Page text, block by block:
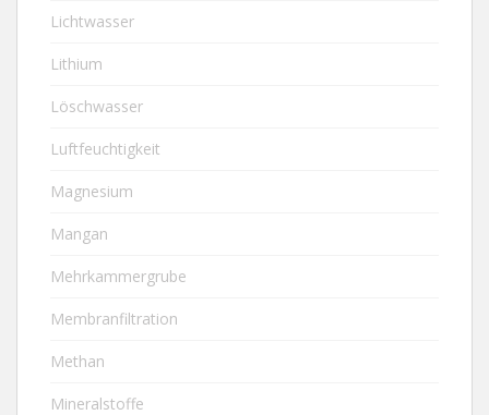
Lichtwasser
Lithium
Löschwasser
Luftfeuchtigkeit
Magnesium
Mangan
Mehrkammergrube
Membranfiltration
Methan
Mineralstoffe